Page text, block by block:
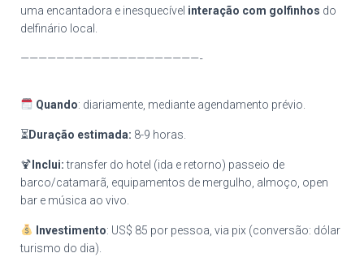
uma encantadora e inesquecível interação com golfinhos do
delfinário local.
————————————————————-
Quando: diariamente, mediante agendamento prévio.
⏳ Duração estimada: 8-9 horas.
🍹 Inclui:transfer do hotel (ida e retorno) passeio de
barco/catamarã, equipamentos de mergulho, almoço, open
bar e música ao vivo.
Investimento: US$ 85 por pessoa, via pix (conversão: dólar
turismo do dia).